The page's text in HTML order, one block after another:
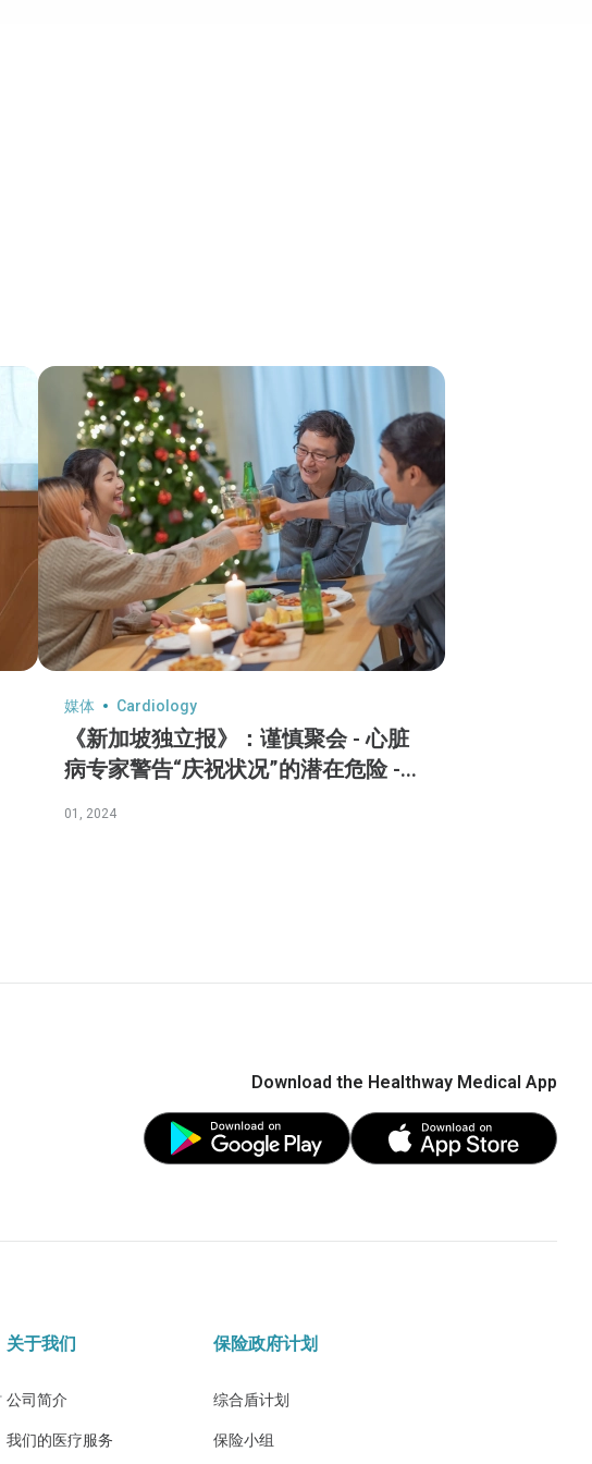
媒体 Cardiology
《新加坡独立报》：谨慎聚会 - 心脏
病专家警告“庆祝状况”的潜在危险 -
01, 2024
Download the Healthway Medical App
关于我们
公司简介
我们的医疗服务
保险政府计划
综合盾计划
保险小组